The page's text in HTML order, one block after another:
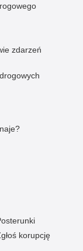
zdarzeń
korupcję